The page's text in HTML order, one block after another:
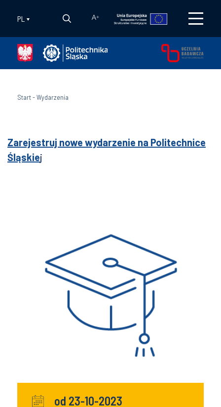
PL A+
Start-Wydarzenia
Zarejestruj nowe wydarzenie na Politechnice
Śląskiej
od 23-10-2023